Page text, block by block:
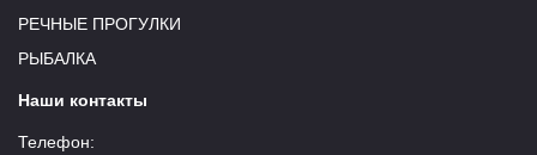
РЕЧНЫЕ ПРОГУЛКИ
РЫБАЛКА
Наши контакты
Телефон: